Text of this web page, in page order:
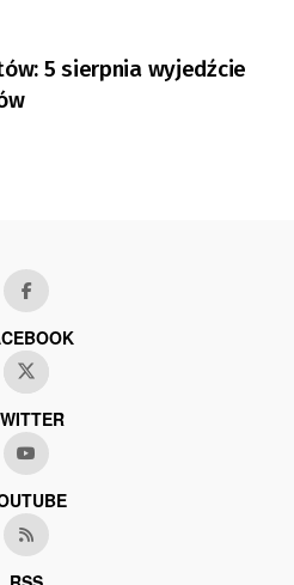
5 sierpnia wyjedźcie